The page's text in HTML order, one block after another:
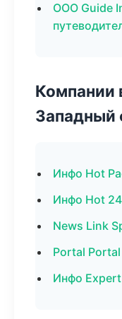
ООО Guide
Компании
Западный
Инфо Hot
Инфо Hot
News Link
Portal
Инфо